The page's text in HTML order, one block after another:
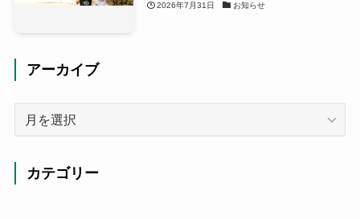
2026年7月31日 お知らせ
アーカイブ
カテゴリー